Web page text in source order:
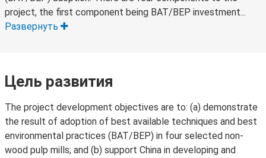
project, the first component being BAT/BEP investment...
Развернуть
Цель развития
The project development objectives are to: (a) demonstrate
the result of adoption of best available techniques and best
environmental practices (BAT/BEP) in four selected non-
wood pulp mills; and (b) support China in developing and